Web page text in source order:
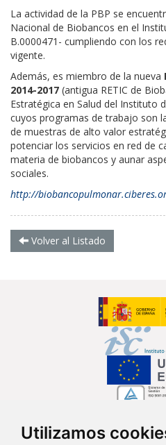
Utilizamos
La actividad de la PBP se
Nacional de Biobancos en el
B.0000471- cumpliendo con los
vigente.
Además, es miembro de la nueva
2014-2017 (antigua RETIC de
Estratégica en Salud del Instituto
cuyos programas de trabajo son
de muestras de alto valor
potenciar los servicios en red de
materia de biobancos y aunar
sociales.
http://
Volver al Listado